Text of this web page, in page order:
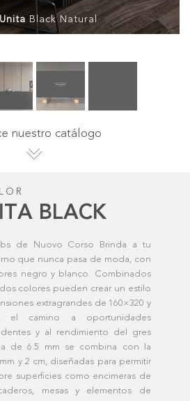
Black Natural
nuestro catálogo
BLACK
de Nuovo Corso Brinda a tu
que nunca pasa de moda, con
negro y blanco. Combinados
colores pueden crear un estilo
extragrandes de 160×320 y
el camino a oportunidades
y al rendimiento del gres
de 6.5 mm se combina con la
y 2 cm, diseñadas para permitir
superficies como encimeras de
mesas y elementos de